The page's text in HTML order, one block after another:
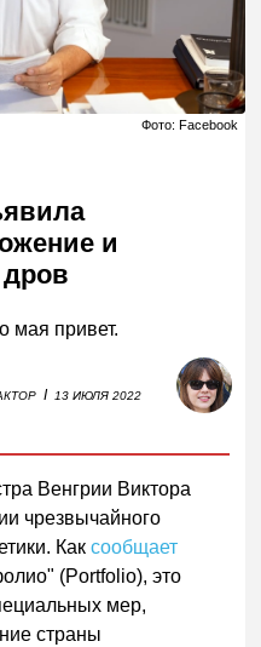
Фото: Facebook
и
дров
мая привет.
I
13 ИЮЛЯ 2022
Венгрии Виктора
чрезвычайного
Каксообщает
(Portfolio), это
мер,
страны